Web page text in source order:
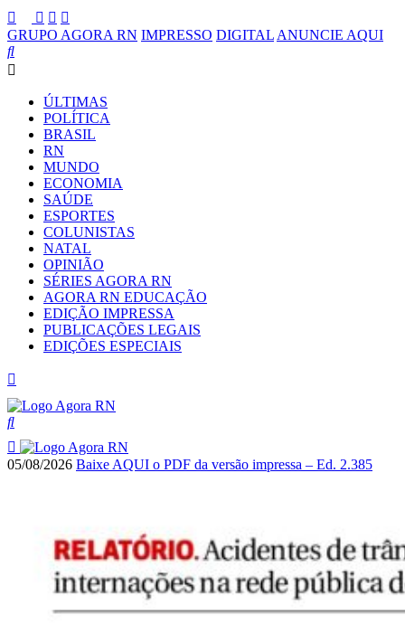
GRUPO AGORA RN IMPRESSO DIGITAL ANUNCIE AQUI
ÚLTIMAS
POLÍTICA
BRASIL
RN
MUNDO
ECONOMIA
SAÚDE
ESPORTES
COLUNISTAS
NATAL
OPINIÃO
SÉRIES AGORA RN
AGORA RN EDUCAÇÃO
EDIÇÃO IMPRESSA
PUBLICAÇÕES LEGAIS
EDIÇÕES ESPECIAIS
05/08/2026 Baixe AQUI o PDF da versão impressa – Ed. 2.385